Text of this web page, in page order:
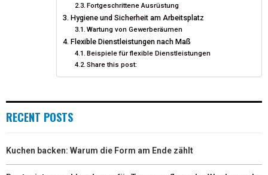
T
Fortgeschrittene Ausrüstung
Hygiene und Sicherheit am Arbeitsplatz
Wartung von Gewerberäumen
Flexible Dienstleistungen nach Maß
Beispiele für flexible Dienstleistungen
Share this post:
RECENT POSTS
Kuchen backen: Warum die Form am Ende zählt